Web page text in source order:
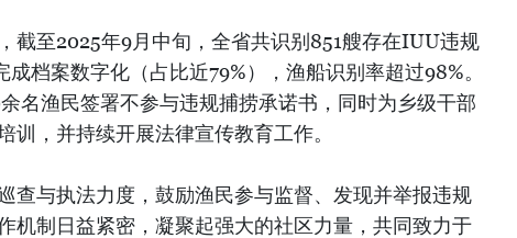
截至2025年9月中旬，全省共识别851艘存在IUU违规
档案数字化（占比近79%），渔船识别率超过98%。
名渔民签署不参与违规捕捞承诺书，同时为乡级干部
训，并持续开展法律宣传教育工作。
查与执法力度，鼓励渔民参与监督、发现并举报违规
机制日益紧密，凝聚起强大的社区力量，共同致力于